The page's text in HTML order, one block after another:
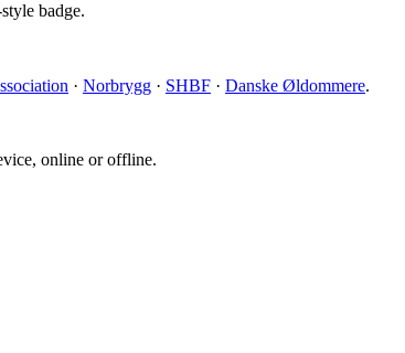
badge.
· Norbrygg · SHBF · Danske Øldommere.
online or offline.